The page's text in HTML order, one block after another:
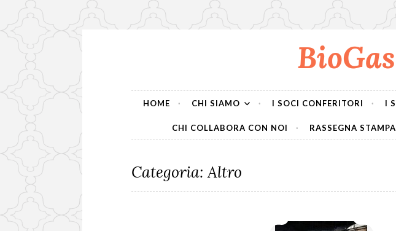
HOME CHI SIAMO I SOCI CONFERITORI I
CHI COLLABORA CON NOI RASSEGNA STAMPA
Categoria:Altro
Avanti con i lavori